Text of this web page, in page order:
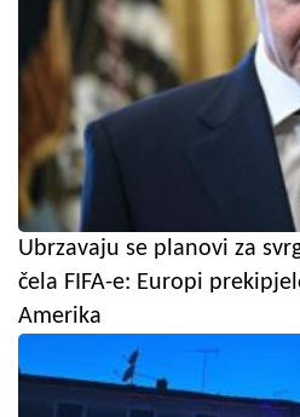
Ubrzavaju se planovi za
čela FIFA-e: Europi
Amerika